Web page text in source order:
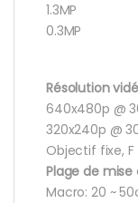
1.3MP
0.3MP
Résolution
640x480p @
320x240p @
Objectif fixe, F
Plage de mise
Macro: 20 ~